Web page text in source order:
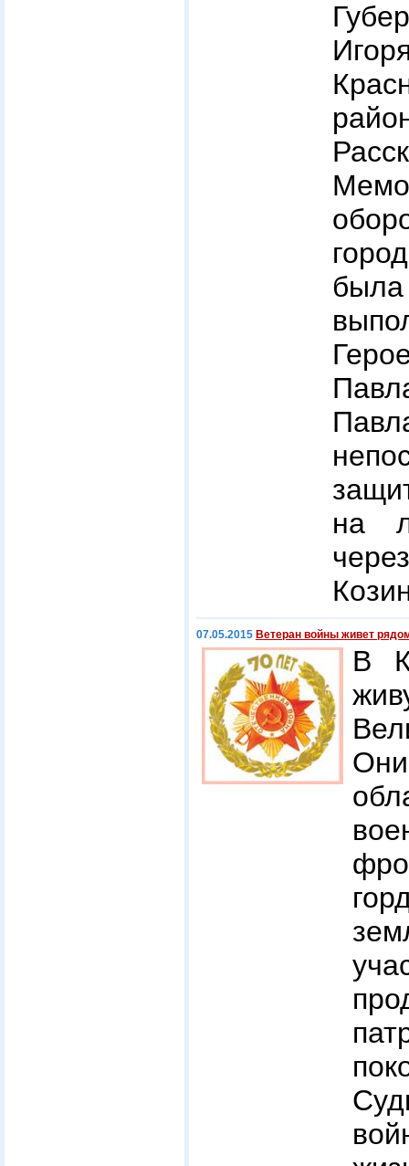
на
07.05.2015 Ветеран войны живет
В